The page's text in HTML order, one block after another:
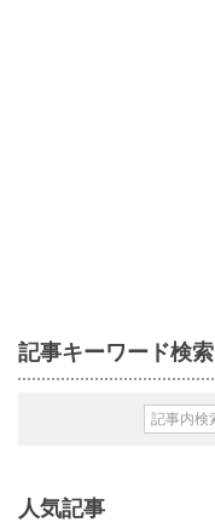
記事キーワード検索
人気記事